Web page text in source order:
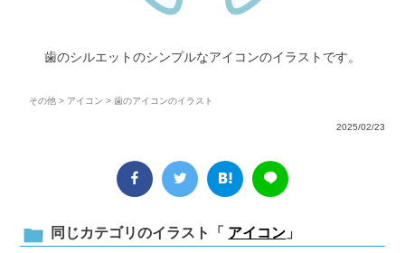
歯のシルエットのシンプルなアイコンのイラストです。
その他 > アイコン > 歯のアイコンのイラスト
2025/02/23
同じカテゴリのイラスト「 アイコン 」